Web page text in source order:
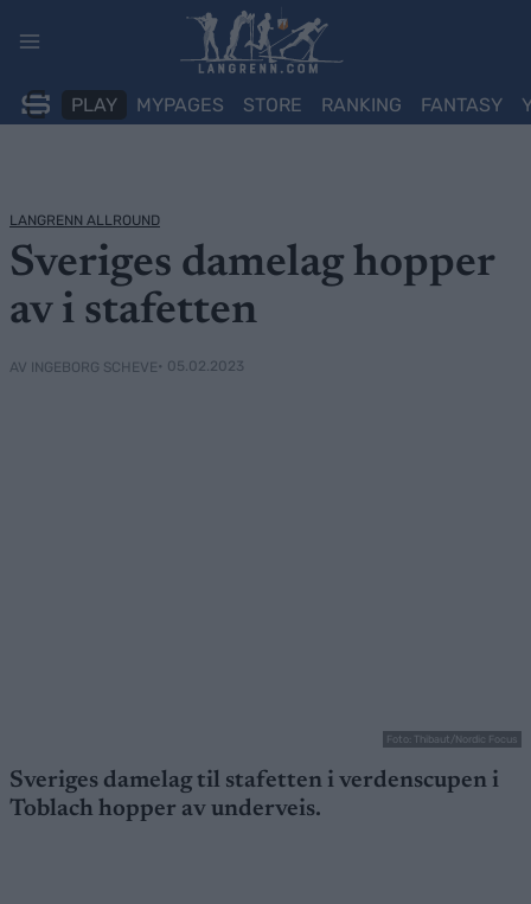
PLAY MYPAGES STORE RANKING FANTASY
LANGRENN ALLROUND
Sveriges damelag hopper
av i stafetten
AV INGEBORG SCHEVE• 05.02.2023
Foto: Thibaut/Nordic Focus
Sveriges damelag til stafetten i verdenscupen i
Toblach hopper av underveis.